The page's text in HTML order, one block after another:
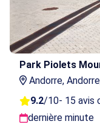
Park Piolets
Andorre,
9.2/10- 15 avis
dernière minute